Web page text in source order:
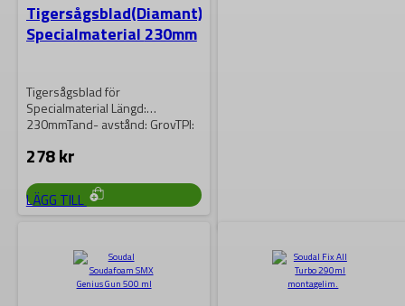
Tigersågsblad(Diamant)
Specialmaterial 230mm
Tigersågsblad för
Specialmaterial Längd:
230mmTand- avstånd: GrovTPI:
kylning, hastighet samt
278kr
LÄGG TILL
FORMAT
Försänkarsats Format